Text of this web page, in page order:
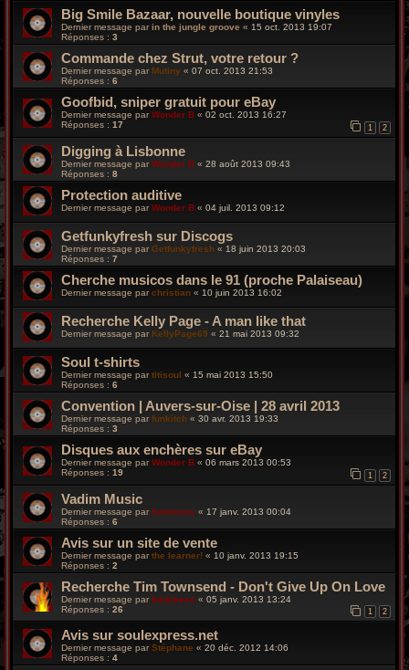
Big Smile Bazaar, nouvelle boutique vinyles
Dernier message parin the jungle groove « 15 oct. 2013 19:07
Réponses : 3
Commande chez Strut, votre retour ?
Dernier message par Mutiny « 07 oct. 2013 21:53
Réponses : 6
Goofbid, sniper gratuit pour eBay
Dernier message parWonder B « 02 oct. 2013 16:27
Réponses : 17 1 2
Digging à Lisbonne
Dernier message par Wonder B « 28 août 2013 09:43
Réponses : 8
Protection auditive
Dernier message parWonder B « 04 juil. 2013 09:12
Getfunkyfresh sur Discogs
Dernier message par Getfunkyfresh « 18 juin 2013 20:03
Réponses : 7
Cherche musicos dans le 91 (proche Palaiseau)
Dernier message parchristian « 10 juin 2013 16:02
Recherche Kelly Page - A man like that
Dernier message par KellyPage69 « 21 mai 2013 09:32
Soul t-shirts
Dernier message partitisoul « 15 mai 2013 15:50
Réponses : 6
Convention | Auvers-sur-Oise | 28 avril 2013
Dernier message par funkitch « 30 avr. 2013 19:33
Réponses : 3
Disques aux enchères sur eBay
Dernier message parWonder B « 06 mars 2013 00:53
Réponses : 19 1 2
Vadim Music
Dernier message par funkiness « 17 janv. 2013 00:04
Réponses : 6
Avis sur un site de vente
Dernier message parthe learner! « 10 janv. 2013 19:15
Réponses : 2
Recherche Tim Townsend - Don't Give Up On Love
Dernier message par funkiness « 05 janv. 2013 13:24
Réponses : 26 1 2
Avis sur soulexpress.net
Dernier message parStéphane « 20 déc. 2012 14:06
Réponses : 4